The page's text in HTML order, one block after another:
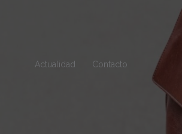
Actualidad Contacto